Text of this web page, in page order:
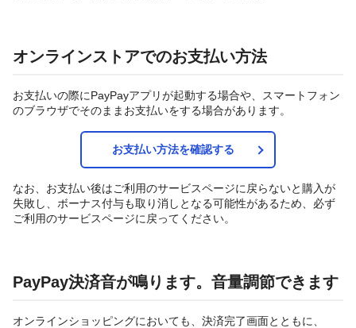
オンラインストアでのお支払い方法
お支払いの際にPayPayアプリが起動する場合や、スマートフォン
のブラウザでそのままお支払いをする場合があります。
お支払い方法を確認する
なお、お支払い後はご利用のサービスページに戻らないと購入が
失敗し、ボーナス付与も取り消しとなる可能性があるため、必ず
ご利用のサービスページに戻ってください。
PayPay決済音が鳴ります。音量調節できます
オンラインショッピングにおいても、決済完了画面とともに、